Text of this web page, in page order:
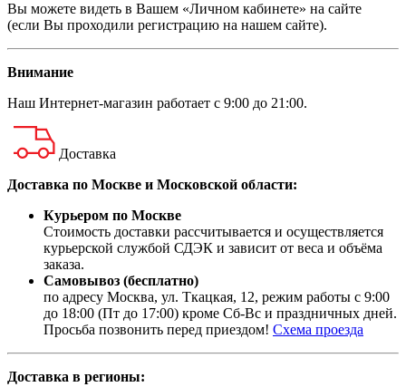
Вы можете видеть в Вашем «Личном кабинете» на сайте
(если Вы проходили регистрацию на нашем сайте).
Внимание
Наш Интернет-магазин работает с 9:00 до 21:00.
Доставка
Доставка по Москве и Московской области:
Курьером по Москве
Стоимость доставки рассчитывается и осуществляется
курьерской службой СДЭК и зависит от веса и объёма
заказа.
Самовывоз (бесплатно)
по адресу Москва, ул. Ткацкая, 12, режим работы с 9:00
до 18:00 (Пт до 17:00) кроме Сб-Вс и праздничных дней.
Просьба позвонить перед приездом! Схема проезда
Доставка в регионы: